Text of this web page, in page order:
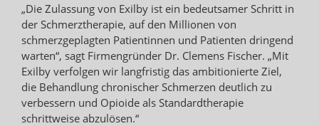
„Die Zulassung von Exilby ist ein bedeutsamer Schritt in
der Schmerztherapie, auf den Millionen von
schmerzgeplagten Patientinnen und Patienten dringend
warten“, sagt Firmengründer Dr. Clemens Fischer. „Mit
Exilby verfolgen wir langfristig das ambitionierte Ziel,
die Behandlung chronischer Schmerzen deutlich zu
verbessern und Opioide als Standardtherapie
schrittweise abzulösen.“